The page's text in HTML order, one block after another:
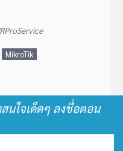
MikroTik
นใจเด็ดๆ ลงชื่อตอน